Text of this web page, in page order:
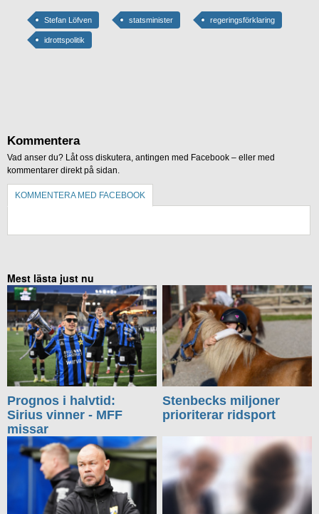
Stefan Löfven statsminister regeringsförklaring
idrottspolitik
Kommentera
Vad anser du? Låt oss diskutera, antingen med Facebook – eller med
kommentarer direkt på sidan.
KOMMENTERA MED FACEBOOK
Mest lästa just nu
Prognos i halvtid:
Sirius vinner - MFF
missar
Stenbecks miljoner
prioriterar ridsport